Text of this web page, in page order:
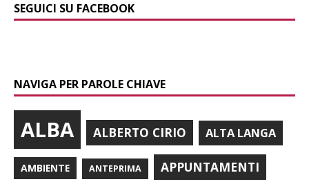
SEGUICI SU FACEBOOK
NAVIGA PER PAROLE CHIAVE
ALBA ALBERTO CIRIO ALTA LANGA
AMBIENTE ANTEPRIMA APPUNTAMENTI